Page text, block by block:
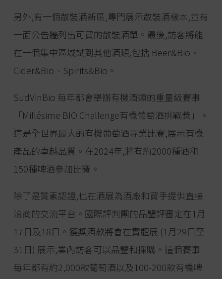
另外,有一個散裝酒新區,專門展示散裝酒樣本,並有
一面公告牆列出可買的散裝酒單。最後,訪客將能
在一個集中區域試到其他酒類,包括 Beer&Bio、
Cider&Bio、Spirits&Bio。
SudVinBio 每年都會舉辦有機酒類的重量級賽事
「Millésime BIO Challenge有機葡萄酒挑戰獎」。
這是全世界最大的有機葡萄酒專業比賽,展示有機
產品的卓越品質。在2024年,將有約2000種酒和
150種啤酒參加比賽。
除了是質素認證,也在酒展為酒廠和買手提供直接
洽商的交流平台。國際評判團的品鑒評審定在1月
17日及18日。獲獎酒款將會在實體展 (1月29日至
31日) 展示,業內訪客可以品鑒和採購。這個賽事
每年都有約2,000款葡萄酒以及100-200款有機啤